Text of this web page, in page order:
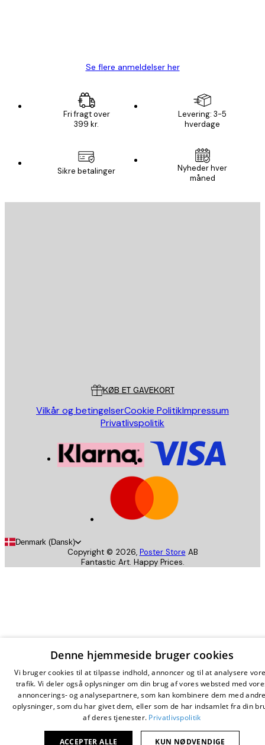
Se flere anmeldelser her
Fri fragt over
399 kr.
Levering: 3-5
hverdage
Sikre betalinger
Nyheder hver
måned
KØB ET GAVEKORT
Vilkår og betingelserCookie PolitikImpressum
Privatlivspolitik
Denmark (Dansk)
Copyright © 2026, Poster Store AB
Fantastic Art. Happy Prices.
Denne hjemmeside bruger cookies
Vi bruger cookies til at tilpasse indhold, annoncer og til at analysere
trafik. Vi deler også oplysninger om din brug af vores websted med
annoncerings- og analysepartnere, som kan kombinere dem med
oplysninger, som du har givet dem, eller som de har indsamlet fra din
af deres tjenester. Privatlivspolitik
ACCEPTER ALLE KUN NØDVENDIGE